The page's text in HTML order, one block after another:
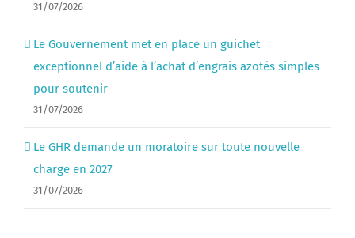
31/07/2026
Le Gouvernement met en place un guichet
exceptionnel d’aide à l’achat d’engrais azotés simples
pour soutenir
31/07/2026
Le GHR demande un moratoire sur toute nouvelle
charge en 2027
31/07/2026